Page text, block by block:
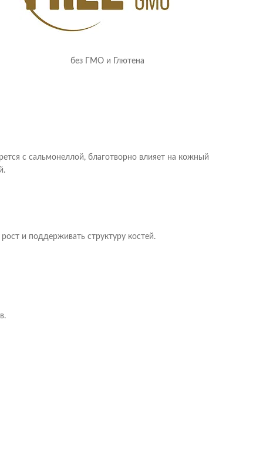
без ГМО и Глютена
с сальмонеллой, благотворно влияет на кожный
и поддерживать структуру костей.